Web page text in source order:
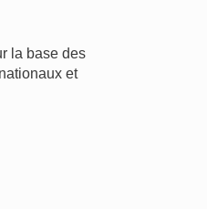
la base des
et